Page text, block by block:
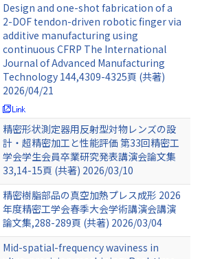
Design and one-shot fabrication of a
2-DOF tendon-driven robotic finger via
additive manufacturing using
continuous CFRP The International
Journal of Advanced Manufacturing
Technology 144,4309-4325頁 (共著)
2026/04/21
精密形状測定器用反射型対物レンズの設
計・超精密加工と性能評価 第33回精密工
学会学生会員卒業研究発表講演会論文集
33,14-15頁 (共著) 2026/03/10
精密樹脂部品の真空加熱プレス成形 2026
年度精密工学会春季大会学術講演会講演
論文集,288-289頁 (共著) 2026/03/04
Mid-spatial-frequency waviness in